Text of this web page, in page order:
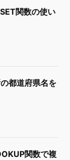
関数の使い
都道府県名を
関数で複